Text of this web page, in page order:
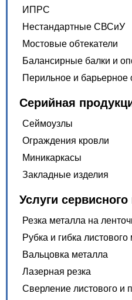
ИПРС
Нестандартные СВСиУ
Мостовые обтекатели
Балансирные балки и
Перильное и барьерное
Серийная
Сеймоузлы
Ограждения кровли
Миникаркасы
Закладные изделия
Услуги
Резка металла на
Рубка и гибка
Вальцовка металла
Лазерная резка
Сверление листового и